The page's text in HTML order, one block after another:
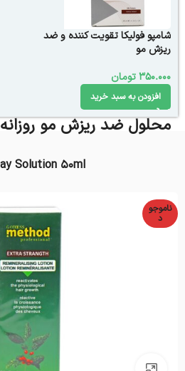
شامپو فولیکا تقویت کننده و ضد
ریزش مو
350.000تومان
افزودن به سبد خرید
محلول ضد ریزش مو روزانه متد 50
Solution 50ml
ناموجو
د